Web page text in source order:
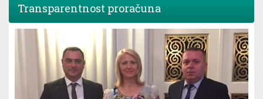
Transparentnost proračuna